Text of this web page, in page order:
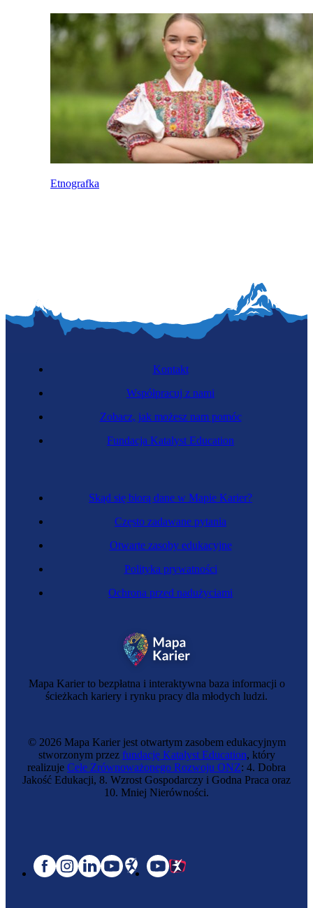
Etnografka
Mapa Karier to bezpłatna i interaktywna baza informacji o
ścieżkach kariery i rynku pracy dla młodych ludzi.
Skąd się biorą dane w Mapie Karier?
Często zadawane pytania
Otwarte zasoby edukacyjne
Polityka prywatności
Ochrona przed nadużyciami
Kontakt
Współpracuj z nami
Zobacz, jak możesz nam pomóc
Fundacja Katalyst Education
© 2026 Mapa Karier jest otwartym zasobem edukacyjnym
stworzonym przez fundację Katalyst Education, który
realizuje Cele Zrównoważonego Rozwoju ONZ: 4. Dobra
Jakość Edukacji, 8. Wzrost Gospodarczy i Godna Praca oraz
10. Mniej Nierówności.